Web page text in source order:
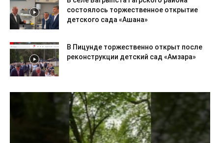
состоялось торжественное открытие
детского сада «Ашана»
В Пицунде торжественно открыт после
реконструкции детский сад «Амзара»